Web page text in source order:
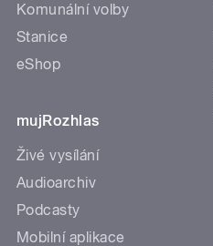
Komunální volby
Stanice
eShop
mujRozhlas
Živé vysílání
Audioarchiv
Podcasty
Mobilní aplikace